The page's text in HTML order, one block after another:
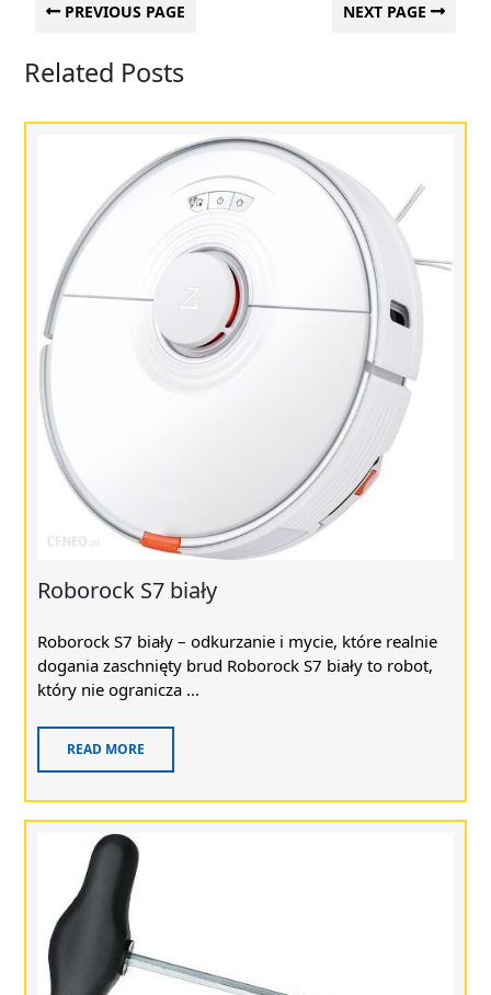
PREVIOUS PAGE NEXT PAGE
Related Posts
Roborock S7 biały
Roborock S7 biały – odkurzanie i mycie, które realnie
dogania zaschnięty brud Roborock S7 biały to robot,
który nie ogranicza ...
READ MORE